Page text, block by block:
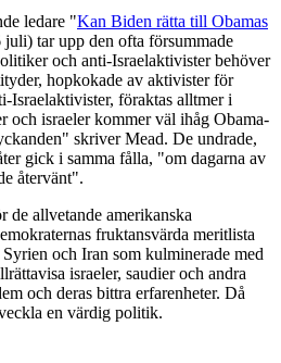
ledare "Kan Biden rätta till Obamas
juli) tar upp den ofta försummade
och anti-Israelaktivister behöver
hopkokade av aktivister för
Israelaktivister, föraktas alltmer i
och israeler kommer väl ihåg Obama-
skriver Mead. De undrade,
gick i samma fålla, "om dagarna av
återvänt".
de allvetande amerikanska
fruktansvärda meritlista
och Iran som kulminerade med
israeler, saudier och andra
och deras bittra erfarenheter. Då
en värdig politik.